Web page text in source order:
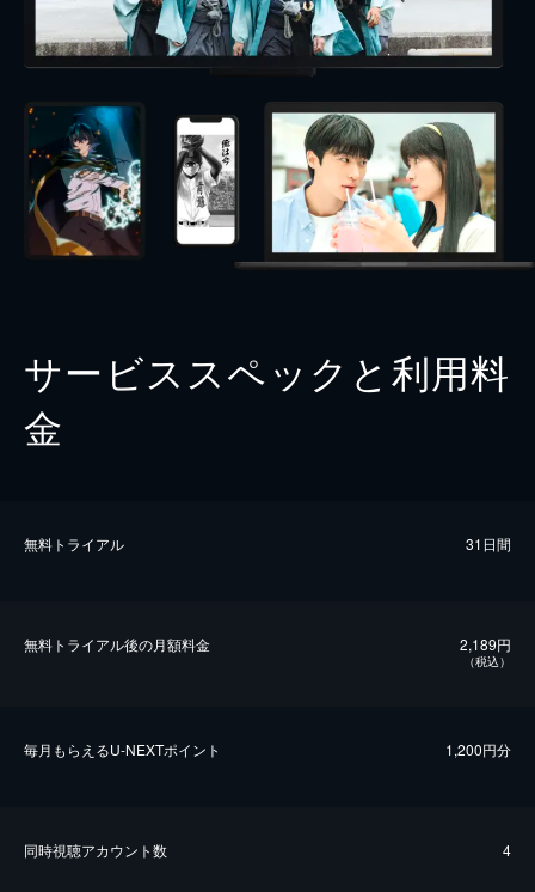
サービススペックと利用料
金
無料トライアル 31日間
無料トライアル後の⽉額料金 2,189円
（税込）
毎⽉もらえるU-NEXTポイント 1,200円分
同時視聴アカウント数 4